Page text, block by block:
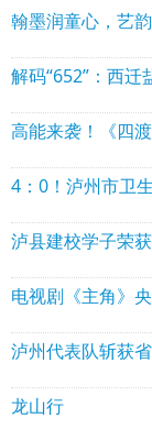
解码“652”：西
高能来袭！《四
龙山行